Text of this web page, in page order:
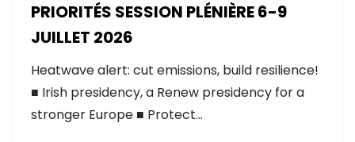
PRIORITÉS SESSION PLÉNIÈRE 6-9
JUILLET 2026
Heatwave alert: cut emissions, build resilience!
■ Irish presidency, a Renew presidency for a
stronger Europe ■ Protect…